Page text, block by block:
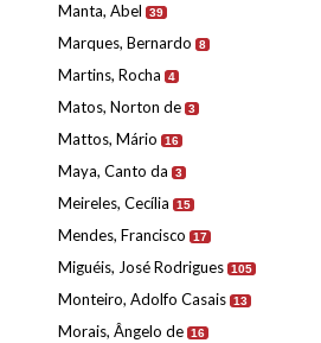
Manta, Abel 39
Marques, Bernardo 8
Martins, Rocha 4
Matos, Norton de 3
Mattos, Mário 16
Maya, Canto da 3
Meireles, Cecília 15
Mendes, Francisco 17
Miguéis, José Rodrigues 105
Monteiro, Adolfo Casais 13
Morais, Ângelo de 16